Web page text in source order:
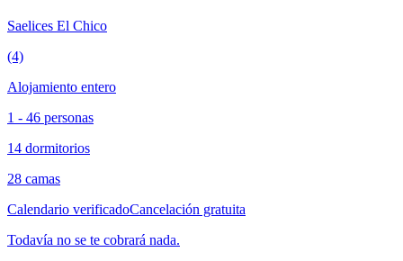
Saelices El Chico
(4)
Alojamiento entero
1 - 46 personas
14 dormitorios
28 camas
Calendario verificadoCancelación gratuita
Todavía no se te cobrará nada.